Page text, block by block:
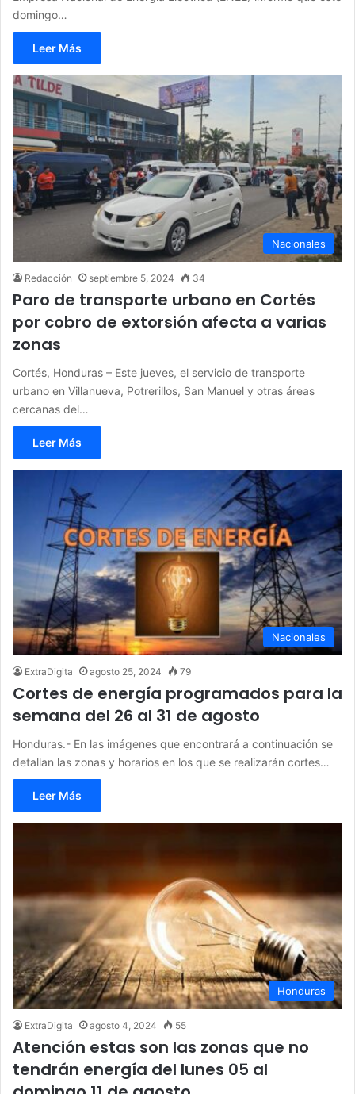
domingo…
Leer Más
Nacionales
Redacción septiembre 5, 2024 34
Paro de transporte urbano en Cortés
por cobro de extorsión afecta a varias
zonas
Cortés, Honduras – Este jueves, el servicio de transporte
urbano en Villanueva, Potrerillos, San Manuel y otras áreas
cercanas del…
Leer Más
Nacionales
ExtraDigita agosto 25, 2024 79
Cortes de energía programados para la
semana del 26 al 31 de agosto
Honduras.- En las imágenes que encontrará a continuación se
detallan las zonas y horarios en los que se realizarán cortes…
Leer Más
Honduras
ExtraDigita agosto 4, 2024 55
Atención estas son las zonas que no
tendrán energía del lunes 05 al